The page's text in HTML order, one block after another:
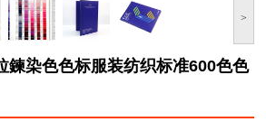
>
鍊染色色标服装纺织标准600色色